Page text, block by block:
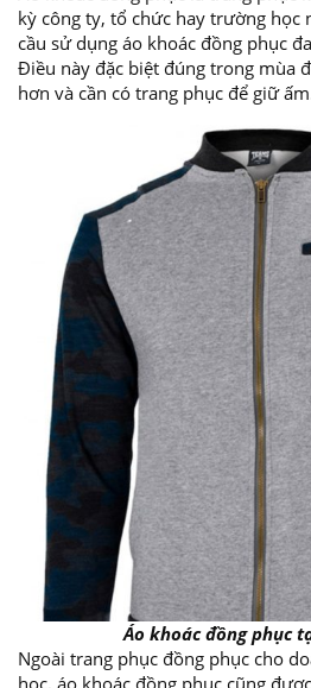
kỳ công ty, tổ chức hay trường học
cầu sử dụng áo khoác đồng phục
Điều này đặc biệt đúng trong mùa
hơn và cần có trang phục để giữ
Áo khoác đồng phục
Ngoài trang phục đồng phục cho